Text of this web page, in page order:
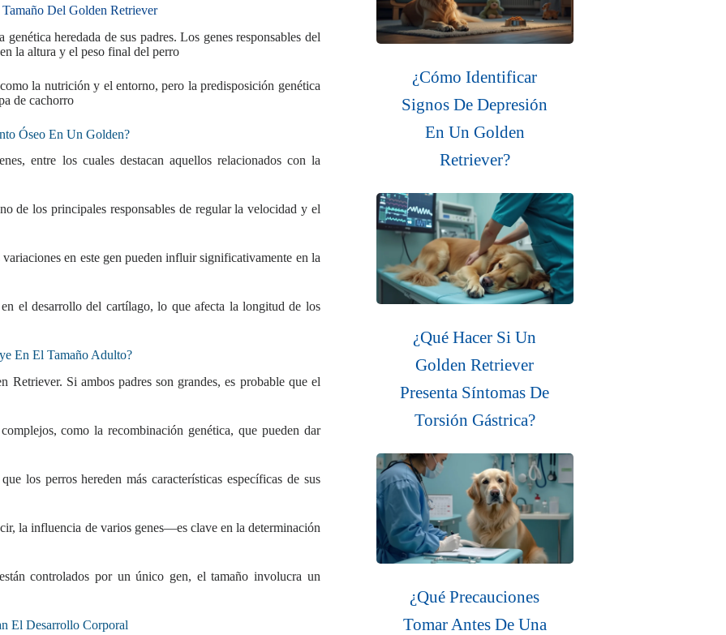
Del Golden Retriever
heredada de sus padres. Los genes responsables del
la altura y el peso final del perro
la nutrición y el entorno, pero la predisposición genética
de cachorro
Óseo En Un Golden?
entre los cuales destacan aquellos relacionados con la
de los principales responsables de regular la velocidad y el
en este gen pueden influir significativamente en la
el desarrollo del cartílago, lo que afecta la longitud de los
En El Tamaño Adulto?
Si ambos padres son grandes, es probable que el
como la recombinación genética, que pueden dar
los perros hereden más características específicas de sus
la influencia de varios genes—es clave en la determinación
controlados por un único gen, el tamaño involucra un
El Desarrollo Corporal
¿Cómo Identificar
Signos De Depresión
En Un Golden
Retriever?
¿Qué Hacer Si Un
Golden Retriever
Presenta Síntomas De
Torsión Gástrica?
¿Qué Precauciones
Tomar Antes De Una